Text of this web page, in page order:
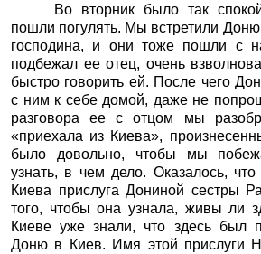
Во вторник было так
пошли погулять. Мы встретили Доню
господина, и они тоже пошли с
подбежал ее отец, очень
быстро говорить ей. После чего
с ним к себе домой, даже не
разговора ее с отцом мы
«приехала из Киева»,
было довольно, чтобы мы
узнать, в чем дело. Оказалось,
Киева прислуга Дониной сестры
того, чтобы она узнала, живы ли
Киеве уже знали, что здесь был
Доню в Киев. Имя этой прислуги